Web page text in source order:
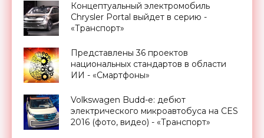
Концептуальный электромобиль
Chrysler Portal выйдет в серию -
«Транспорт»
Представлены 36 проектов
национальных стандартов в области
ИИ - «Смартфоны»
Volkswagen Budd-e: дебют
электрического микроавтобуса на CES
2016 (фото, видео) - «Транспорт»